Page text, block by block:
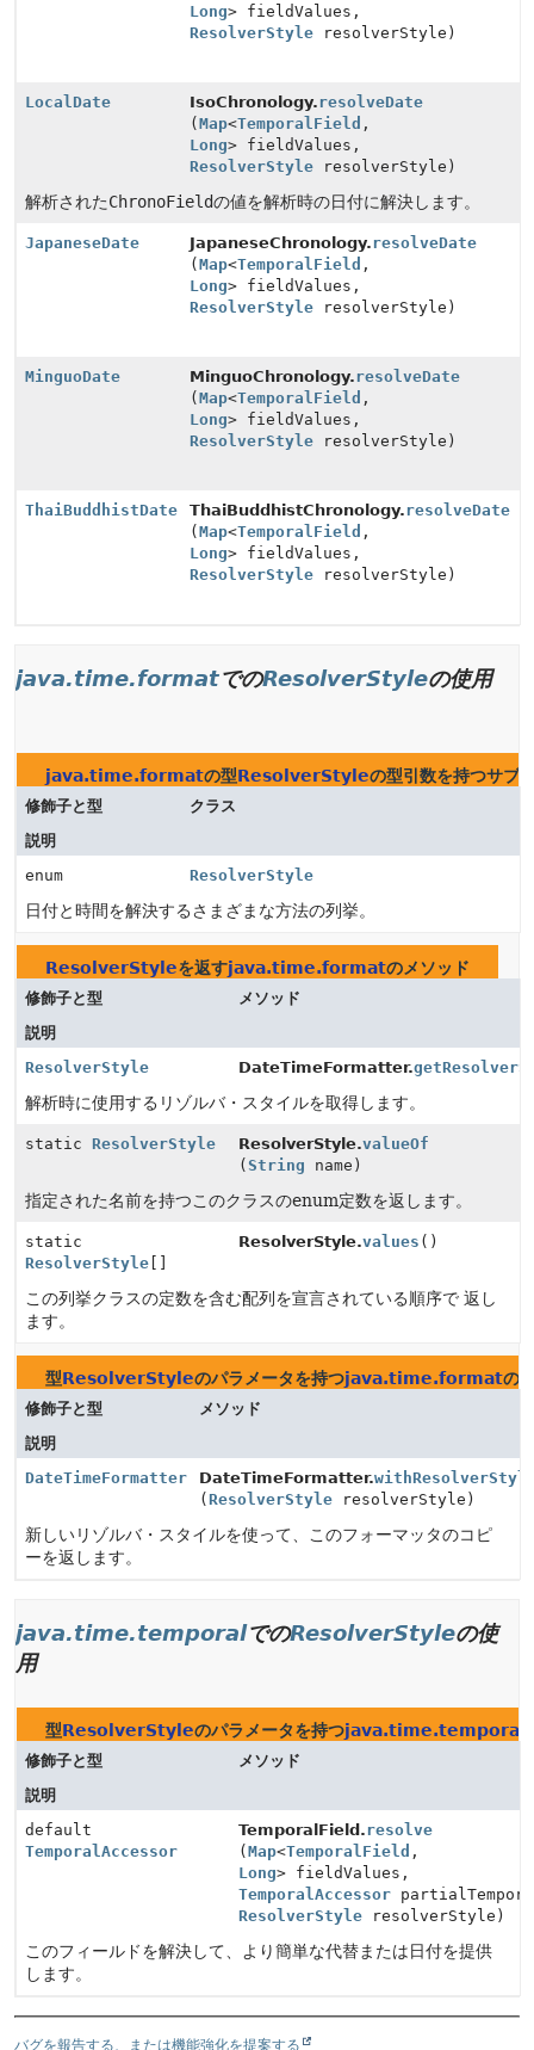
Long> fieldValues,
ResolverStyle resolverStyle)
LocalDate IsoChronology.resolveDate
( Map<TemporalField ,
Long> fieldValues,
ResolverStyle resolverStyle)
解析されたChronoFieldの値を解析時の日付に解決します。
JapaneseDate JapaneseChronology.resolveDate
( Map<TemporalField ,
Long> fieldValues,
ResolverStyle resolverStyle)
MinguoDate MinguoChronology.resolveDate
( Map<TemporalField ,
Long> fieldValues,
ResolverStyle resolverStyle)
ThaiBuddhistDate ThaiBuddhistChronology.resolveDate
( Map<TemporalField ,
Long> fieldValues,
ResolverStyle resolverStyle)
java.time.formatでのResolverStyleの使用
java.time.formatの型ResolverStyleの型引数を持つサブ
修飾子と型
クラス
説明
enum
ResolverStyle
日付と時間を解決するさまざまな方法の列挙。
ResolverStyleを返すjava.time.formatのメソッド
修飾子と型
メソッド
説明
ResolverStyle
DateTimeFormatter.
解析時に使用するリゾルバ・スタイルを取得します。
static ResolverStyle ResolverStyle.valueOf
(String name)
指定された名前を持つこのクラスのenum定数を返します。
static
ResolverStyle
ResolverStyle.values ()
この列挙クラスの定数を含む配列を宣言されている順序で 返し
ます。
型ResolverStyleのパラメータを持つjava.time.formatの
修飾子と型
メソッド
説明
DateTimeFormatter
DateTimeFormatter.
( ResolverStyle resolverStyle)
新しいリゾルバ・スタイルを使って、このフォーマッタのコピ
ーを返します。
java.time.temporalでのResolverStyleの使
用
型ResolverStyleのパラメータを持つjava.time.temporal
修飾子と型
メソッド
説明
default
TemporalAccessor
TemporalField.resolve
(Map<TemporalField ,
Long> fieldValues,
TemporalAccessor
ResolverStyle resolverStyle)
このフィールドを解決して、より簡単な代替または日付を提供
します。
バグを報告する、または機能強化を提案する